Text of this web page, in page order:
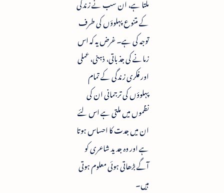
کے متنوع پہلوؤں کی طرف
توجہ کی ہے۔ غرض یہ کہ اس
زمانے کی جذباتی، ذہنی، عملی
اور فکری زندگی کے تمام
پہلوؤں کی ترجمانی ان کی
نظموں میں ملتی ہے اس لئے
ان میں جدت کا احساس ہوتا
ہے اور وہ جدید شاعری کو
آگے بڑھاتی ہوئی معلوم ہوتی
ہیں۔